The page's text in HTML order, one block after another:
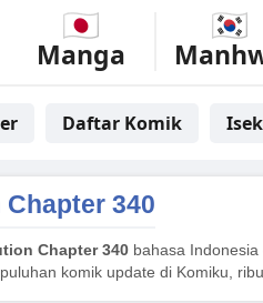
Manga
Daftar Komik
340
Chapter 340 bahasa Indonesia
komik update di Komiku,